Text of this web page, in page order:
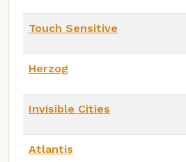
Touch Sensitive
Herzog
Invisible Cities
Atlantis